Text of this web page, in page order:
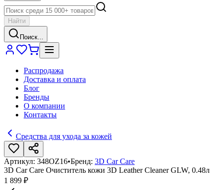
Найти
Поиск...
Распродажа
Доставка и оплата
Блог
Бренды
О компании
Контакты
Средства для ухода за кожей
Артикул: 348OZ16•Бренд: 3D Car Care
3D Car Care Очиститель кожи 3D Leather Cleaner GLW, 0.48л
1 899 ₽